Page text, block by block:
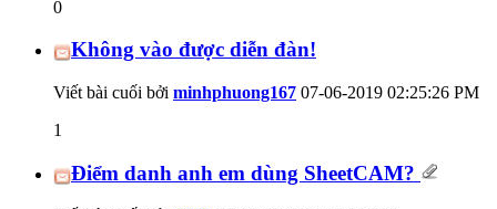
0
Không vào được diễn đàn!
Viết bài cuối bởi minhphuong167 07-06-2019 02:25:26 PM
1
Điểm danh anh em dùng SheetCAM?